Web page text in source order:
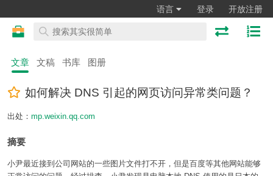
语言 登录 开放注册
文章 文稿 书库 图册
如何解决 DNS 引起的网页访问异常类问题？
出处： mp.weixin.qq.com
摘要
小尹最近接到公司网站的一些图片文件打不开，但是百度等其他网站能够